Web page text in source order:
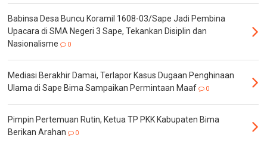
Babinsa Desa Buncu Koramil 1608-03/Sape Jadi Pembina
Upacara di SMA Negeri 3 Sape, Tekankan Disiplin dan
Nasionalisme
0
Mediasi Berakhir Damai, Terlapor Kasus Dugaan Penghinaan
Ulama di Sape Bima Sampaikan Permintaan Maaf
0
Pimpin Pertemuan Rutin, Ketua TP PKK Kabupaten Bima
Berikan Arahan
0